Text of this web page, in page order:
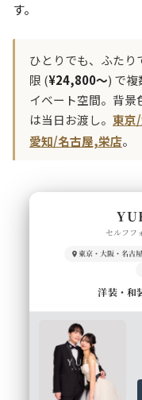
す。
ひとりでも、ふたり
限 (¥24,800〜) で
イベート空間。背景
は当日お渡し。 東京
愛知/名古屋,栄店。
セルフフ
東京・大阪・名古
洋装・和